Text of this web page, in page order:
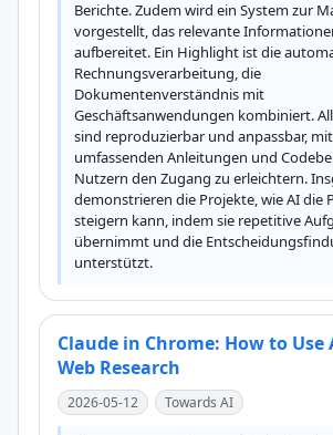
Berichte. Zudem wird ein System zur
vorgestellt, das relevante
aufbereitet. Ein Highlight ist die
Rechnungsverarbeitung, die
Dokumentenverständnis mit
Geschäftsanwendungen kombiniert.
sind reproduzierbar und anpassbar, mit
umfassenden Anleitungen und
Nutzern den Zugang zu erleichtern.
demonstrieren die Projekte, wie AI die
steigern kann, indem sie repetitive
übernimmt und die
unterstützt.
Claude in Chrome: How to Use
Web Research
2026-05-12 Towards AI